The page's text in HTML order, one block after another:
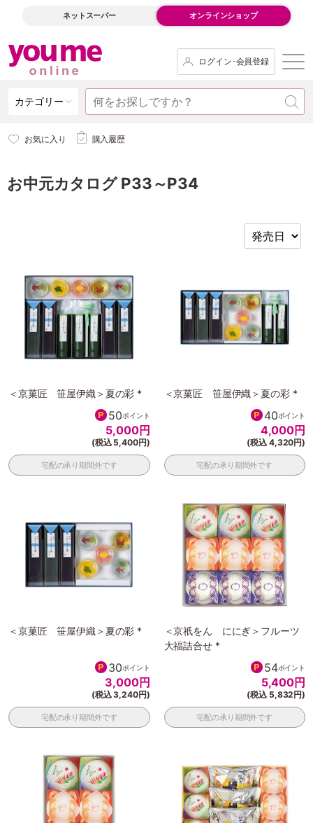
ネットスーパー オンラインショップ
ログイン･会員登録
カテゴリー
お気に入り 購入履歴
お中元カタログ P33～P34
＜京菓匠 笹屋伊織＞夏の彩 *
50ポイント
5,000円
(税込 5,400円)
宅配の承り期間外です
＜京菓匠 笹屋伊織＞夏の彩 *
40ポイント
4,000円
(税込 4,320円)
宅配の承り期間外です
＜京菓匠 笹屋伊織＞夏の彩 *
30ポイント
3,000円
(税込 3,240円)
宅配の承り期間外です
＜京祇をん ににぎ＞フルーツ
大福詰合せ *
54ポイント
5,400円
(税込 5,832円)
宅配の承り期間外です